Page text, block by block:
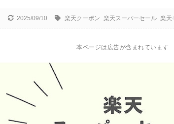
2025/09/10 楽天クーポン 楽天スーパーセール 楽天
本ページは広告が含まれています